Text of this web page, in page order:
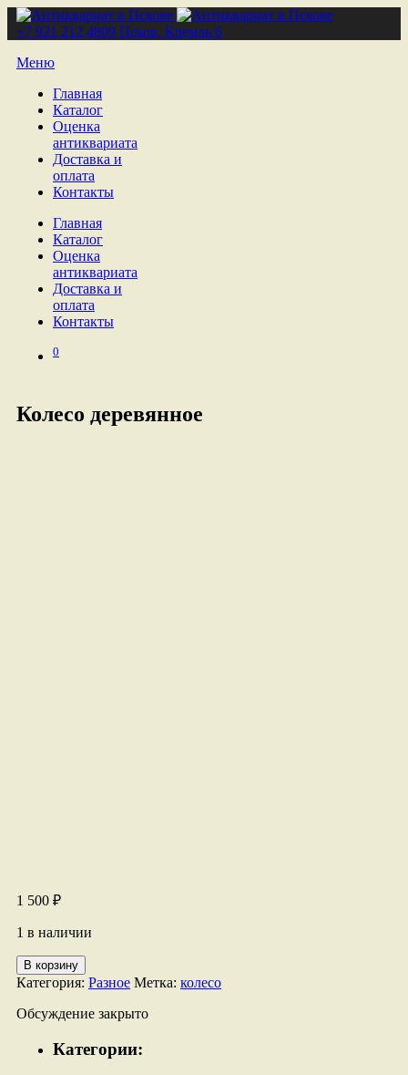
+7 921 212 4809 Псков, Кремль 6
Меню
Главная
Каталог
Оценка
антиквариата
Доставка и
оплата
Контакты
Главная
Каталог
Оценка
антиквариата
Доставка и
оплата
Контакты
0
Колесо деревянное
1 500 ₽
1 в наличии
Количество
товара
деревянное
В корзину
Категория: Разное Метка: колесо
Обсуждение закрыто
Категории: